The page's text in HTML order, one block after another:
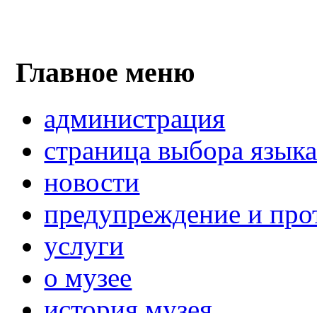
Главное меню
администрация
страница выбора языка
новости
предупреждение и
услуги
о музее